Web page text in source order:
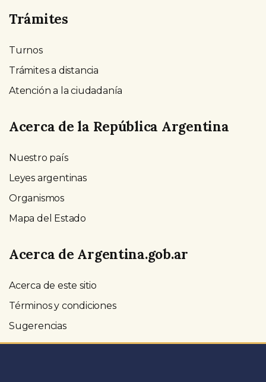
Trámites
Turnos
Trámites a distancia
Atención a la ciudadanía
Acerca de la República Argentina
Nuestro país
Leyes argentinas
Organismos
Mapa del Estado
Acerca de Argentina.gob.ar
Acerca de este sitio
Términos y condiciones
Sugerencias